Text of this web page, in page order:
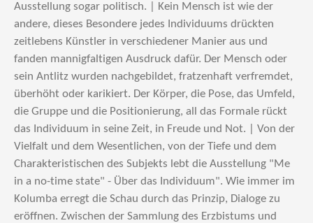
Ausstellung sogar politisch. | Kein Mensch ist wie der
andere, dieses Besondere jedes Individuums drückten
zeitlebens Künstler in verschiedener Manier aus und
fanden mannigfaltigen Ausdruck dafür. Der Mensch oder
sein Antlitz wurden nachgebildet, fratzenhaft verfremdet,
überhöht oder karikiert. Der Körper, die Pose, das Umfeld,
die Gruppe und die Positionierung, all das Formale rückt
das Individuum in seine Zeit, in Freude und Not. | Von der
Vielfalt und dem Wesentlichen, von der Tiefe und dem
Charakteristischen des Subjekts lebt die Ausstellung "Me
in a no-time state" - Über das Individuum". Wie immer im
Kolumba erregt die Schau durch das Prinzip, Dialoge zu
eröffnen. Zwischen der Sammlung des Erzbistums und